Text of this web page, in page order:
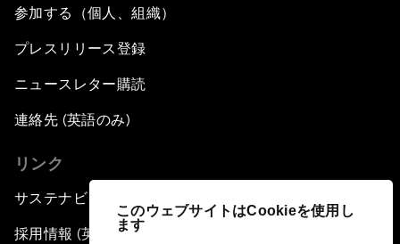
このウェブサイトはCookieを使用し
ます
参加する（個人、組織）
プレスリリース登録
ニュースレター購読
連絡先 (英語のみ)
リンク
サステナビリティへの取り組み
採用情報 (英語のみ)